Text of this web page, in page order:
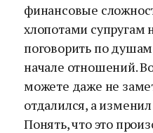
финансовые
хлопотами супругам
поговорить по
начале отношений.
можете даже не
отдалился, а
Понять, что это